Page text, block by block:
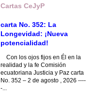
Cartas CeJyP
carta No. 352: La
Longevidad: ¡Nueva
potencialidad!
Con los ojos fijos en Él en la
realidad y la fe Comisión
ecuatoriana Justicia y Paz carta
No. 352 – 2 de agosto , 2026 ----
-...